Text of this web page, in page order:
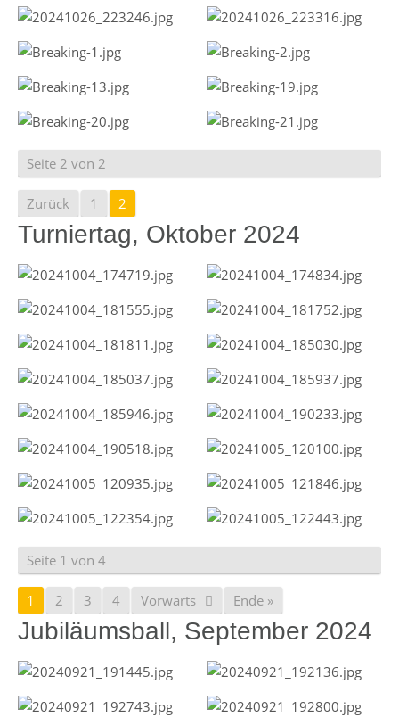
Seite 2 von 2
Zurück 1 2
Turniertag, Oktober 2024
Seite 1 von 4
1 2 3 4 Vorwärts Ende »
Jubiläumsball, September 2024